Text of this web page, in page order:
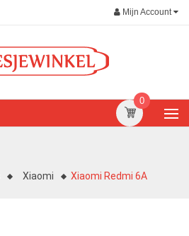
Mijn Account
0
Xiaomi Xiaomi Redmi 6A